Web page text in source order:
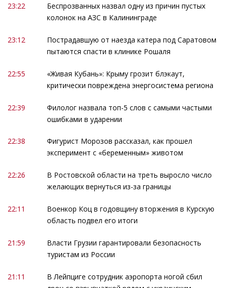
23:22
Беспрозванных назвал одну из причин пустых
колонок на АЗС в Калининграде
23:12
Пострадавшую от наезда катера под Саратовом
пытаются спасти в клинике Рошаля
22:55
«Живая Кубань»: Крыму грозит блэкаут,
критически повреждена энергосистема региона
22:39
Филолог назвала топ-5 слов с самыми частыми
ошибками в ударении
22:38
Фигурист Морозов рассказал, как прошел
эксперимент с «беременным» животом
22:26
В Ростовской области на треть выросло число
желающих вернуться из-за границы
22:11
Военкор Коц в годовщину вторжения в Курскую
область подвел его итоги
21:59
Власти Грузии гарантировали безопасность
туристам из России
21:11
В Лейпциге сотрудник аэропорта ногой сбил